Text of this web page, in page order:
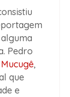
Pedro
Mucugê,
que
e